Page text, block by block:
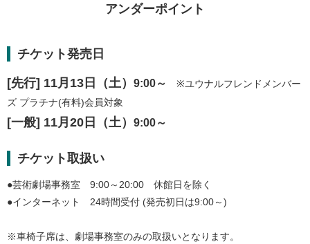
アンダーポイント
チケット発売日
[先行] 11月13日（土） 9:00～
※ユウナルフレンドメンバー
ズ プラチナ(有料)会員対象
[一般] 11月20日（土） 9:00～
チケット取扱い
●芸術劇場事務室 9:00～20:00 休館日を除く
●インターネット 24時間受付 (発売初日は9:00～)
※車椅子席は、劇場事務室のみの取扱いとなります。